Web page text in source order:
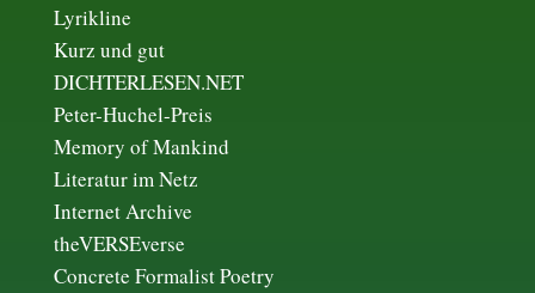
Lyrikline
Kurz und gut
DICHTERLESEN.NET
Peter-Huchel-Preis
Memory of Mankind
Literatur im Netz
Internet Archive
theVERSEverse
Concrete Formalist Poetry